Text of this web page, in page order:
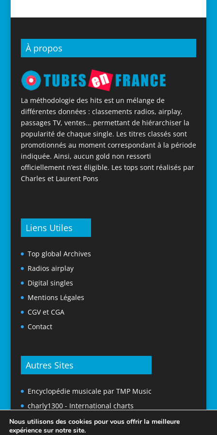
À propos
La méthodologie des hits est un mélange de
différentes données : classements radios, airplay,
passages TV, ventes… permettant de hiérarchiser la
popularité de chaque single. Les titres classés sont
promotionnés au moment correspondant à la période
indiquée. Ainsi, aucun gold non ressorti
officiellement n’est éligible. Les tops sont réalisés par
Charles et Laurent Pons
Liens Utiles
Top global Archives
Radios airplay
Digital singles
Mentions Légales
CGV et CGA
Contact
Autres Sites
Encyclopédie musicale par TMP Music
charly1300 - International charts
Nous utilisons des cookies pour vous offrir la meilleure
expérience sur notre site.